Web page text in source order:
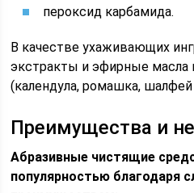
пероксид карбамида.
В качестве ухаживающих
экстракты и эфирные масла
(календула, ромашка, шалфей
Преимущества и
Абразивные чистящие
популярностью благодаря